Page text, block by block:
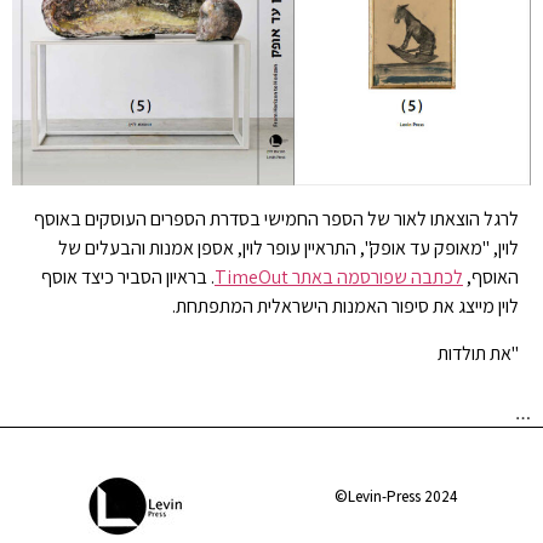
לרגל הוצאתו לאור של הספר החמישי בסדרת הספרים העוסקים באוסף
לוין, "מאופק עד אופק", התראיין עופר לוין, אספן אמנות והבעלים של
האוסף, לכתבה שפורסמה באתר TimeOut
. בראיון הסביר כיצד אוסף
לוין מייצג את סיפור האמנות הישראלית המתפתחת.
"את תולדות
…
Levin-Press 2024©